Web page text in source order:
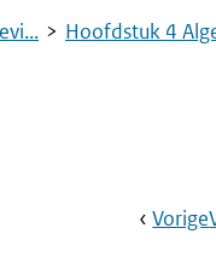
Hoofdstuk 4
Book
Ga
Vorige